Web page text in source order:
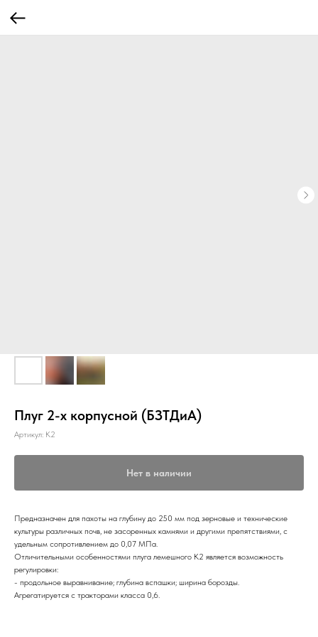
Плуг 2-х корпусной (БЗТДиА)
Артикул: К2
Нет в наличии
Предназначен для пахоты на глубину до 250 мм под зерновые и технические
культуры различных почв, не засоренных камнями и другими препятствиями, с
удельным сопротивлением до 0,07 МПа.
Отличительными особенностями плуга лемешного К2 является возможность
регулировки:
- продольное выравнивание; глубина вспашки; ширина борозды.
Агрегатируется с тракторами класса 0,6.